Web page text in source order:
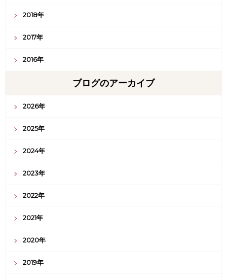
2018年
2017年
2016年
ブログのアーカイブ
2026年
2025年
2024年
2023年
2022年
2021年
2020年
2019年